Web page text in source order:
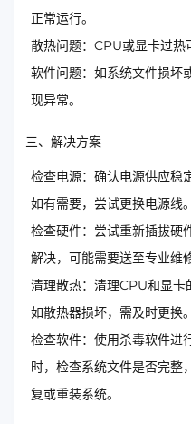
正常运行。
散热问题：CPU或显卡过热
软件问题：如系统文件损坏
现异常。
三、解决方案
检查电源：确认电源供应稳
如有需要，尝试更换电源线。
检查硬件：尝试重新插拔硬
解决，可能需要送至专业维
清理散热：清理CPU和显卡
如散热器损坏，需及时更换。
检查软件：使用杀毒软件进
时，检查系统文件是否完整
复或重装系统。